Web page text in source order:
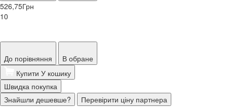
526,75Грн
10
До порівняння
В обране
Купити У кошику
Швидка покупка
Знайшли дешевше?
Перевірити ціну партнера